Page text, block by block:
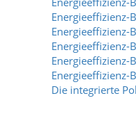
Energieeffizienz-
Energieeffizienz-
Energieeffizienz-
Energieeffizienz-
Energieeffizienz-
Die integrierte